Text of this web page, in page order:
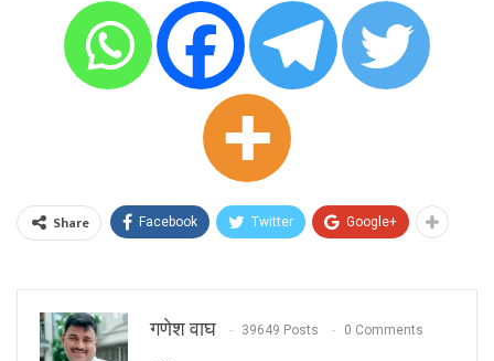
Share Facebook Twitter Google+
गणेश वाघ 39649 Posts 0 Comments